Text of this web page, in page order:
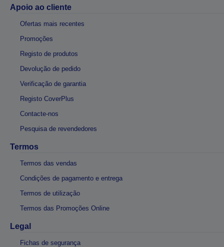
Apoio ao cliente
Ofertas mais recentes
Promoções
Registo de produtos
Devolução de pedido
Verificação de garantia
Registo CoverPlus
Contacte-nos
Pesquisa de revendedores
Termos
Termos das vendas
Condições de pagamento e entrega
Termos de utilização
Termos das Promoções Online
Legal
Fichas de segurança